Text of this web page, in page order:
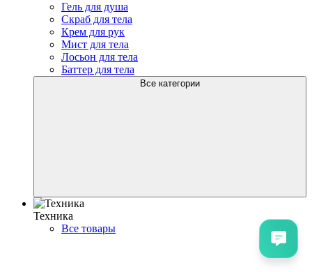
Гель для душа
Скраб для тела
Крем для рук
Мист для тела
Лосьон для тела
Баттер для тела
Все категории
Техника
Все товары